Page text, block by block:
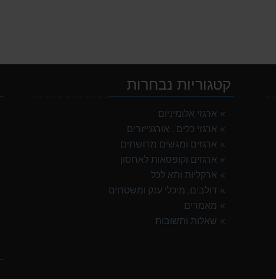
קטגוריות נבחרות
ארגזי אלומיניום
ארגזי כלים , אורגנייזרים
ארגזים ומגשים מרושתים
ארגזים וקופסאות לאחסון
ארקליות ותא לכל
דולבים, מיכלי ענק ומשטחים
מאמרים
שאלות ותשובות